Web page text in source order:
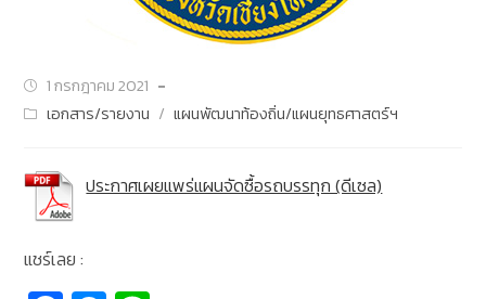
1 กรกฎาคม 2021
เอกสาร/รายงาน / แผนพัฒนาท้องถิ่น/แผนยุทธศาสตร์ฯ
ประกาศเผยแพร่แผนจัดซื้อรถบรรทุก (ดีเซล)
แชร์เลย :